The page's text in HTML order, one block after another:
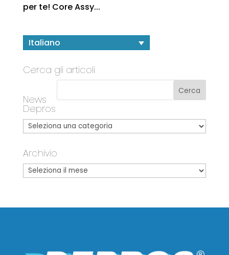
per te! Core Assy...
Italiano
Cerca gli articoli
News
Depros
Archivio